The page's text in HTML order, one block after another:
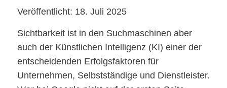
Veröffentlicht: 18. Juli 2025
Sichtbarkeit ist in den Suchmaschinen aber
auch der Künstlichen Intelligenz (KI) einer der
entscheidenden Erfolgsfaktoren für
Unternehmen, Selbstständige und Dienstleister.